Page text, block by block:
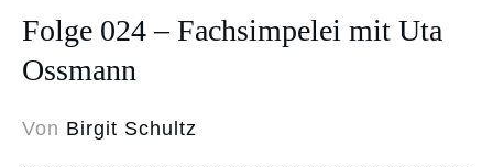
Folge 024 – Fachsimpelei mit Uta
Ossmann
Von Birgit Schultz